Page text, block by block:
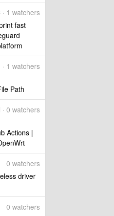
· 1 watchers
fast
· 1 watchers
Path
· 0 watchers
Actions |
0 watchers
driver
0 watchers